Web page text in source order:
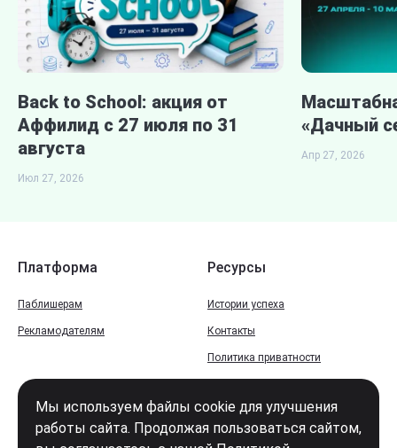
Back to School: акция от
Аффилид с 27 июля по 31
августа
Июл 27, 2026
«Дачный
Апр 27, 2026
Платформа
Паблишерам
Рекламодателям
Ресурсы
Истории успеха
Контакты
Политика приватности
Финансовые и страховые офферы
Мы используем файлы cookie для улучшения
работы сайта. Продолжая пользоваться сайтом,